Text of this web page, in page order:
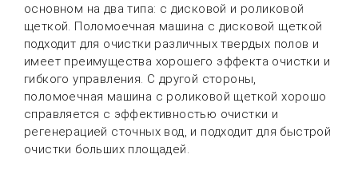
основном на два типа: с дисковой и роликовой
щеткой. Поломоечная машина с дисковой щеткой
подходит для очистки различных твердых полов и
имеет преимущества хорошего эффекта очистки и
гибкого управления. С другой стороны,
поломоечная машина с роликовой щеткой хорошо
справляется с эффективностью очистки и
регенерацией сточных вод, и подходит для быстрой
очистки больших площадей.